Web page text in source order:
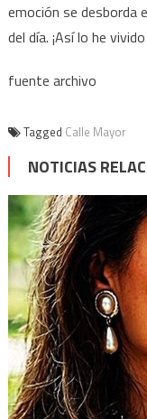
emoción se desborda
del día. ¡Así lo he
fuente archivo
Tagged Calle Mayor
NOTICIAS